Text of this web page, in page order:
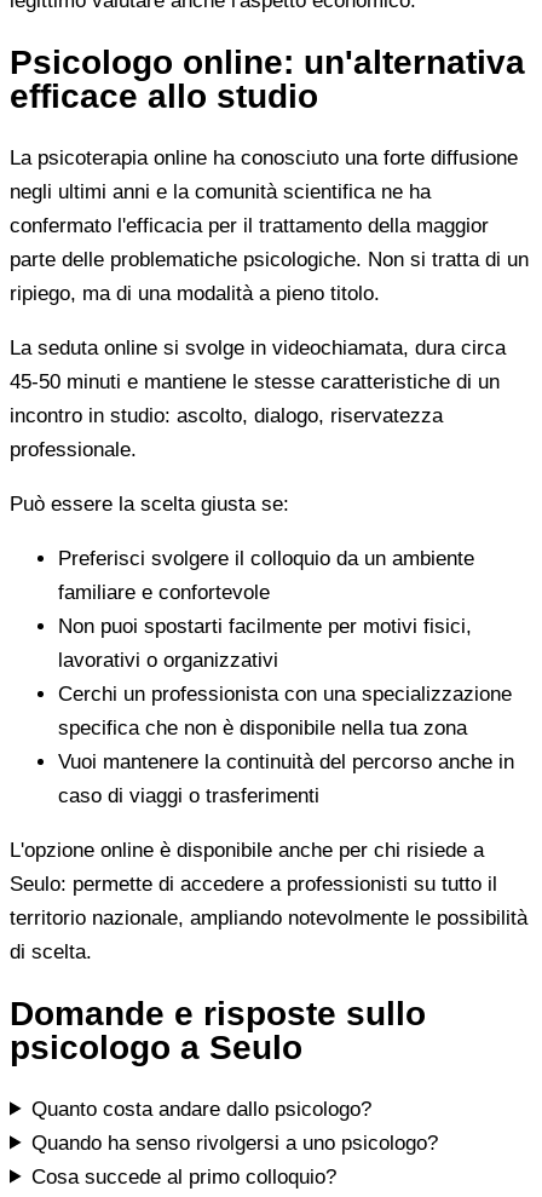
Psicologo online: un'alternativa
efficace allo studio
La psicoterapia online ha conosciuto una forte diffusione
negli ultimi anni e la comunità scientifica ne ha
confermato l'efficacia per il trattamento della maggior
parte delle problematiche psicologiche. Non si tratta di un
ripiego, ma di una modalità a pieno titolo.
La seduta online si svolge in videochiamata, dura circa
45-50 minuti e mantiene le stesse caratteristiche di un
incontro in studio: ascolto, dialogo, riservatezza
professionale.
Può essere la scelta giusta se:
Preferisci svolgere il colloquio da un ambiente
familiare e confortevole
Non puoi spostarti facilmente per motivi fisici,
lavorativi o organizzativi
Cerchi un professionista con una specializzazione
specifica che non è disponibile nella tua zona
Vuoi mantenere la continuità del percorso anche in
caso di viaggi o trasferimenti
L'opzione online è disponibile anche per chi risiede a
Seulo: permette di accedere a professionisti su tutto il
territorio nazionale, ampliando notevolmente le possibilità
di scelta.
Domande e risposte sullo
psicologo a Seulo
Quanto costa andare dallo psicologo?
Quando ha senso rivolgersi a uno psicologo?
Cosa succede al primo colloquio?